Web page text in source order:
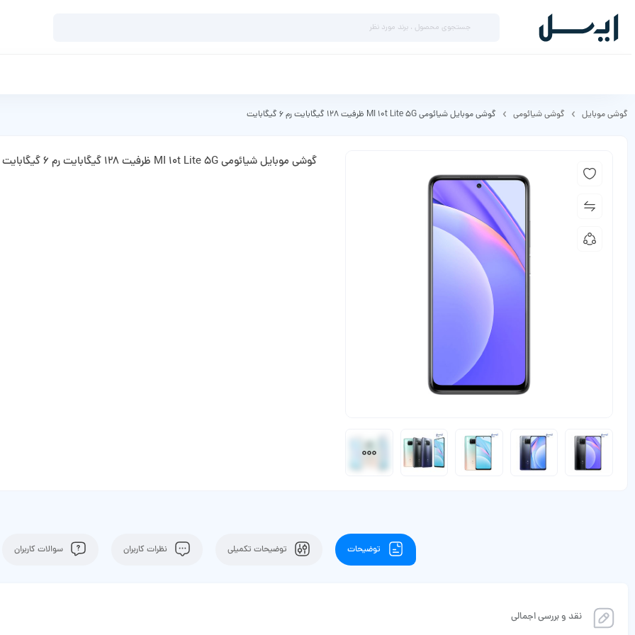
گوشی موبایل گوشی شیائومی گوشی موبایل شیائومی MI 10t Lite 5G ظرفیت 128 گیگابایت رم 6 گیگابایت
گوشی موبایل شیائومی MI 10t Lite 5G ظرفیت 128 گیگابایت رم 6 گیگابایت
توضیحات توضیحات تکمیلی نظرات کاربران سوالات کاربران
نقد و بررسی اجمالی